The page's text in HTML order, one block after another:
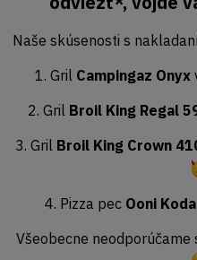
Naše skúsenosti s
1. Gril Campingaz Onyx
2. Gril Broil King Regal
3. Gril Broil King Crown
4. Pizza pec Ooni
Všeobecne neodporúčame